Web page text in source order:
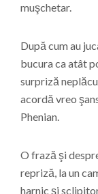
muşchetar.
După cum au
bucura ca atât
surpriză
acordă vreo
Phenian.
O frază şi
repriză, la un
harnic şi